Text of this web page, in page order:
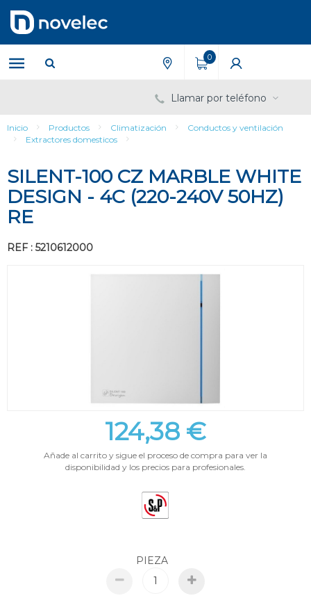
contenido
menú
de
navegación
0
Llamar por teléfono
Inicio Productos Climatización
Conductos y ventilación
Extractores domesticos
SILENT-100 CZ MARBLE WHITE
DESIGN - 4C (220-240V 50HZ)
RE
REF : 5210612000
124,38 €
Añade al carrito y sigue el proceso de compra para ver la
disponibilidad y los precios para profesionales.
PIEZA